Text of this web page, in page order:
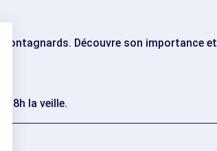
Découvre son importance et
18h la veille.